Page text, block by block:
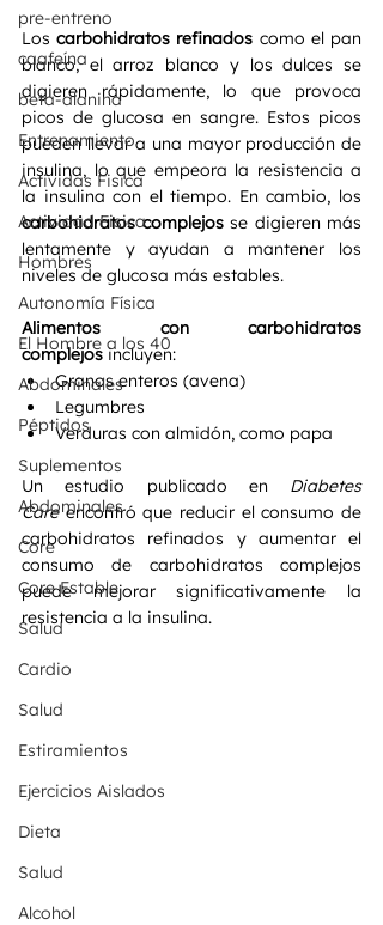
pre-entreno
caafeína
beta-alanina
Entrenamiento
Actividas Fisica
Actividad Fisica
Hombres
Autonomía Física
El Hombre a los 40
Abdominales
Péptidos
Suplementos
Abdominales
Core
Core Estable
Salud
Cardio
Salud
Estiramientos
Ejercicios Aislados
Dieta
Salud
Alcohol
Los carbohidratos refinados como el pan
blanco, el arroz blanco y los dulces se
digieren rápidamente, lo que provoca
picos de glucosa en sangre. Estos picos
pueden llevar a una mayor producción de
insulina, lo que empeora la resistencia a
carbohidratos complejos se digieren más
lentamente y ayudan a mantener los
niveles de glucosa más estables.
Alimentos con carbohidratos
complejos incluyen:
Granos enteros (avena)
Legumbres
Verduras con almidón, como papa
Un estudio publicado en Diabetes
Care encontró que reducir el consumo de
carbohidratos refinados y aumentar el
consumo de carbohidratos complejos
puede mejorar significativamente la
resistencia a la insulina.